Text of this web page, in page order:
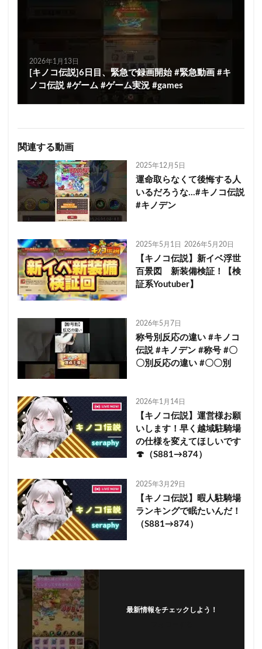
2026年1月13日
[キノコ伝説]6日目、緊急で録画開始 #緊急動画 #キ
ノコ伝説 #ゲーム #ゲーム実況 #games
関連する動画
2025年12月5日
運命取らなくて後悔する人
いるだろうな…#キノコ伝説
#キノデン
2025年5月1日 2026年5月20日
【キノコ伝説】新イベ浮世
百景図 新装備検証！【検
証系Youtuber】
2026年5月7日
称号別反応の違い #キノコ
伝説 #キノデン #称号 #〇
〇別反応の違い #〇〇別
2026年1月14日
【キノコ伝説】運営様お願
いします！早く越域駐騎場
の仕様を変えてほしいです
🍄（S881→874）
2025年3月29日
【キノコ伝説】暇人駐騎場
ランキングで眠たいんだ！
（S881→874）
最新情報をチェックしよう！